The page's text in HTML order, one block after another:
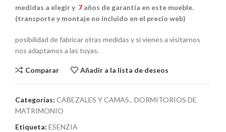
medidas a elegir y 7 años de garantia en este mueble.
(transporte y montaje no incluido en el precio web)
posibilidad de fabricar otras medidas y si vienes a visitarnos
nos adaptamos a las tuyas.
Comparar Añadir a la lista de deseos
Categorías: CABEZALES Y CAMAS, DORMITORIOS DE
MATRIMONIO
Etiqueta: ESENZIA